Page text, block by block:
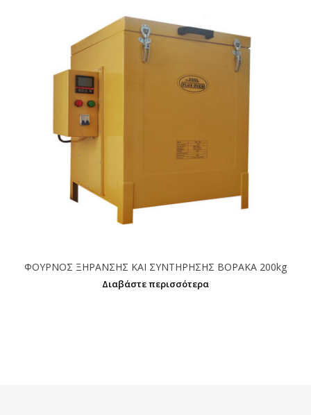
ΦΟΥΡΝΟΣ ΞΗΡΑΝΣΗΣ ΚΑΙ ΣΥΝΤΗΡΗΣΗΣ ΒΟΡΑΚΑ 200kg
Διαβάστε περισσότερα